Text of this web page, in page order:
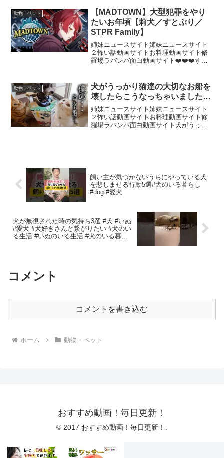
いんです…困ったね。。。🐕️前回の動画
🍎ママ視点のポテひだチャーの...
動物・ペット
【MADTOWN】大型犯罪をやり
たいお年頃【莉犬／すとぷり／
STPR Family】
姉妹ニュースサイト姉妹ニュースサイト
２怖い話動画サイトお料理動画サイト修
羅場ラバンバ面白動画サイト❤️❤️❤️すと
き！ ❤️❤️❤️⋰ワンマンライブのリター
ンズ！？！⋱໒꒱...
動物・ペット
犬がうっかり猫達の大切なお船を
壊したらこうなっちゃいました…
姉妹ニュースサイト姉妹ニュースサイト
２怖い話動画サイトお料理動画サイト修
羅場ラバンバ面白動画サイト犬がうっか
飼い主が気づかないうちにやっている犬
を悲しませる行動5選#犬のいる暮らし
#dog #愛犬
犬が無視された時の気持ち3選 #犬 #いぬ
#愛犬 #犬好きさんと繋がりたい #犬のい
る生活 #いぬのいる生活 #犬のいる暮ら
コメント
コメントを書き込む
ホーム 動物・ペット
おすすめ動画！毎日更新！
© 2017 おすすめ動画！毎日更新！.